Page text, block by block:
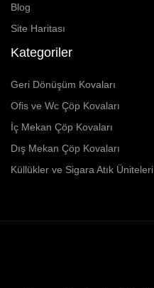
Blog
Site Haritası
Kategoriler
Geri Dönüşüm Kovaları
Ofis ve Wc Çöp Kovaları
İç Mekan Çöp Kovaları
Dış Mekan Çöp Kovaları
Küllükler ve Sigara Atık Üniteleri